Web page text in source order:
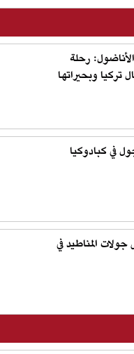
رحلة
تركيا وبحيراتها
في كبادوكيا
المناطيد في